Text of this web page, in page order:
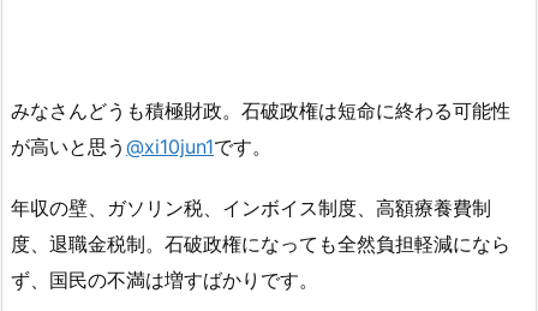
みなさんどうも積極財政。石破政権は短命に終わる可能性
が高いと思う @xi10jun1です。
年収の壁、ガソリン税、インボイス制度、高額療養費制
度、退職金税制。石破政権になっても全然負担軽減になら
ず、国民の不満は増すばかりです。